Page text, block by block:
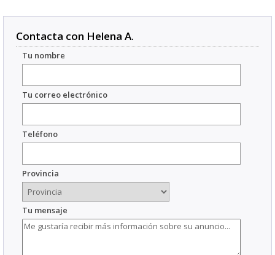
Contacta con Helena A.
Tu nombre
Tu correo electrónico
Teléfono
Provincia
Tu mensaje